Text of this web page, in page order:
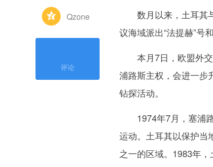
Qzone
评论
数月以来，土耳其与
议海域派出“法提赫”号
本月7日，欧盟外交
浦路斯主权，会进一步
钻探活动。
1974年7月，塞浦路
运动。土耳其以保护当
之一的区域。1983年